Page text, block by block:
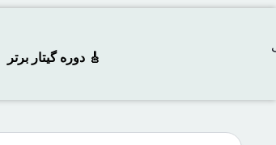
🎸 دوره‌ گیتار برتر